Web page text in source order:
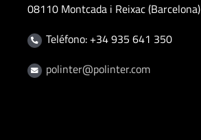
08110 Montcada i Reixac (Barcelona)
Teléfono: +34 935 641 350
polinter@polinter.com